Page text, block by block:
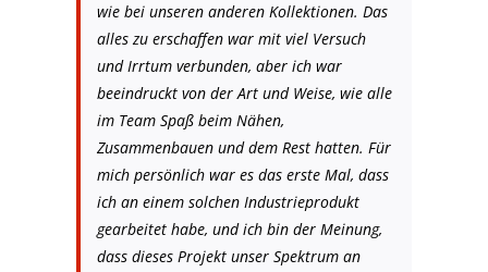
wie bei unseren anderen Kollektionen. Das
alles zu erschaffen war mit viel Versuch
und Irrtum verbunden, aber ich war
beeindruckt von der Art und Weise, wie alle
im Team Spaß beim Nähen,
Zusammenbauen und dem Rest hatten. Für
mich persönlich war es das erste Mal, dass
ich an einem solchen Industrieprodukt
gearbeitet habe, und ich bin der Meinung,
dass dieses Projekt unser Spektrum an